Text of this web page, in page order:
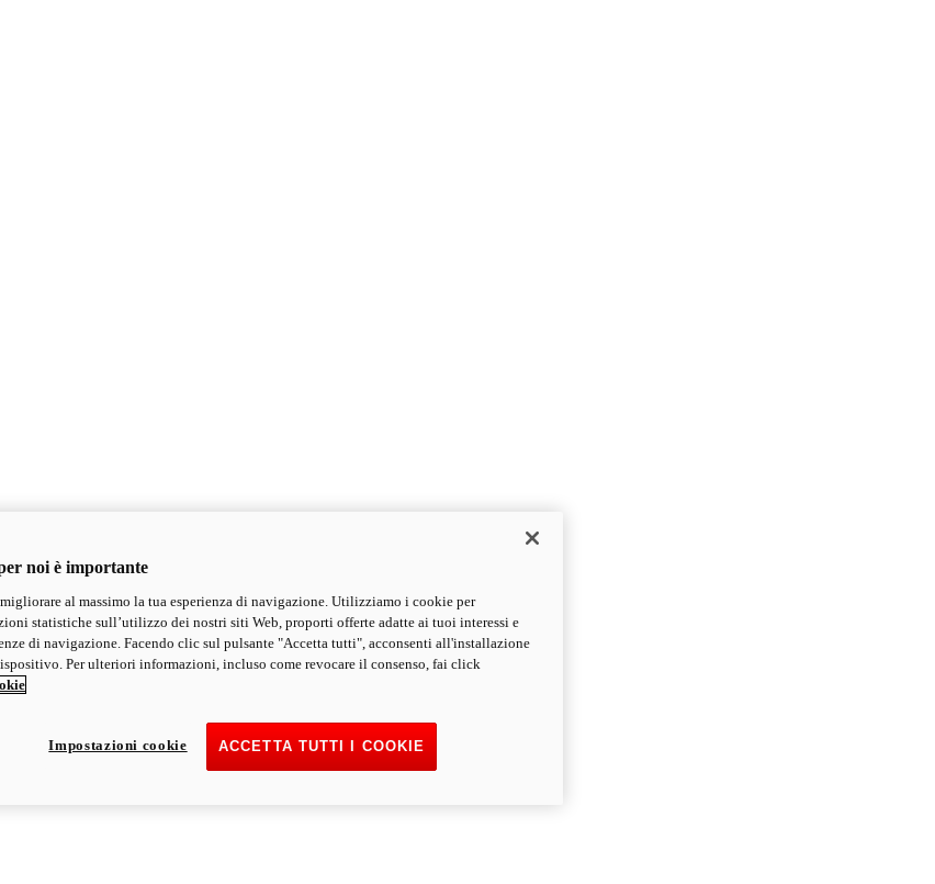
noi è importante
al massimo la tua esperienza di navigazione. Utilizziamo i cookie per
statistiche sull’utilizzo dei nostri siti Web, proporti offerte adatte ai tuoi interessi e
di navigazione. Facendo clic sul pulsante "Accetta tutti", acconsenti all'installazione
Per ulteriori informazioni, incluso come revocare il consenso, fai click
ACCETTA TUTTI I COOKIE
Impostazioni cookie